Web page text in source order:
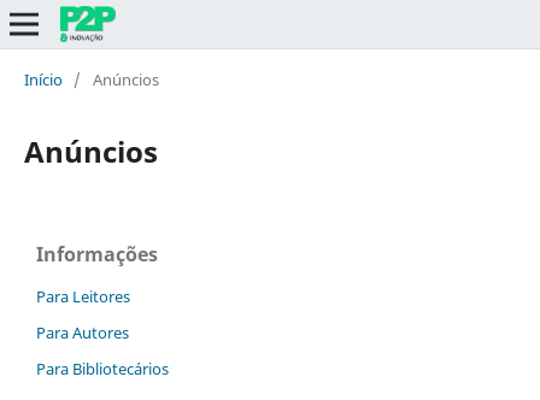
Início / Anúncios
Anúncios
Informações
Para Leitores
Para Autores
Para Bibliotecários